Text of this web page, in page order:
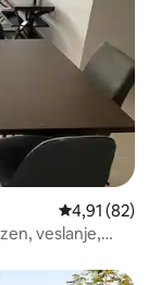
Prosječna
4,91 (82)
veslanje,